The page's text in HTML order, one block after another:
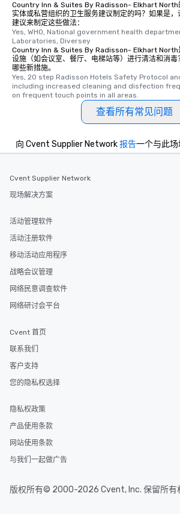
Country Inn & Suites By Radisson- Elkhart North
实体或私营组织的卫生服务建议制定的吗？如果是
建议来制定这些做法：
Yes, WHO, National government health
Laboratories, Diversey
Country Inn & Suites By Radisson- Elkhart North
设施（如会议室、餐厅、电梯站等）进行清洁和消毒
哪些新措施。
Yes, 20 step Radisson Hotels Safety Protocol
including increased cleaning and disfection
on frequent touch points in all areas.
查看所有常见问题
向 Cvent Supplier Network报告一个与此场
Cvent Supplier Network
现场解决方案
活动管理软件
活动注册软件
移动活动应用程序
战略会议管理
网络民意调查软件
网络研讨会平台
Cvent 首页
联系我们
客户支持
您的隐私权选择
隐私权政策
产品使用条款
网站使用条款
与我们一起做广告
版权所有© 2000-2026 Cvent, Inc. 保留所有